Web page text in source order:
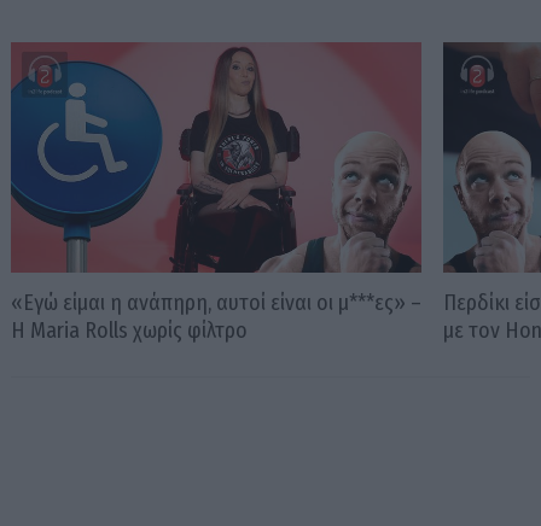
«Εγώ είμαι η ανάπηρη, αυτοί είναι οι μ***ες» –
Η Maria Rolls χωρίς φίλτρο
Περδίκι
με τον